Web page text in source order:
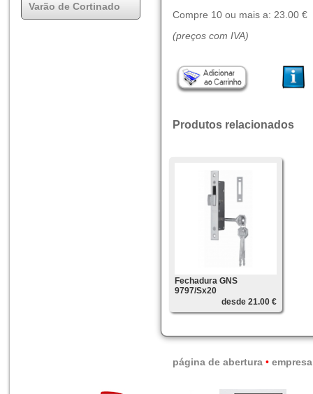
Varão de Cortinado
Compre 10 ou mais a: 23.00 €
(preços com IVA)
Produtos relacionados
Fechadura GNS
9797/Sx20
desde 21.00 €
página de abertura • empresa